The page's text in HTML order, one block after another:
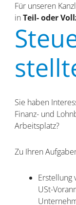
Für unseren
inTeil- oder
Sie haben
Finanz- und
Arbeitsplatz?
Zu Ihren
Erstellung
USt-